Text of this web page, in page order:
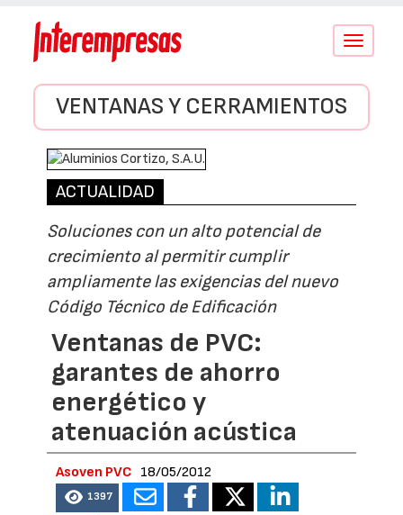
Conmutar
VENTANAS Y CERRAMIENTOS
ACTUALIDAD
Soluciones con un alto potencial de
crecimiento al permitir cumplir
ampliamente las exigencias del nuevo
Código Técnico de Edificación
Ventanas de PVC:
garantes de ahorro
energético y
atenuación acústica
Asoven PVC 18/05/2012
1397